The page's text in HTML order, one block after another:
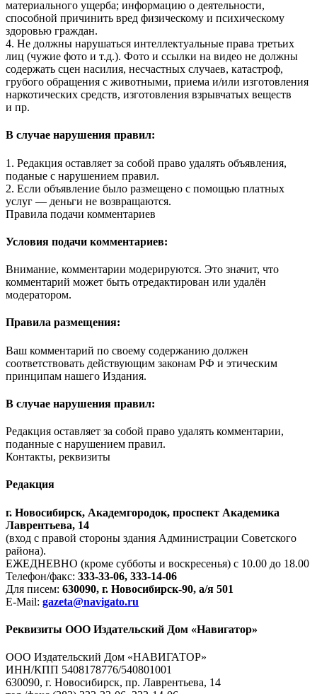
материального ущерба; информацию о деятельности,
способной причинить вред физическому и психическому
здоровью граждан.
4. Не должны нарушаться интеллектуальные права третьих
лиц (чужие фото и т.д.). Фото и ссылки на видео не должны
содержать сцен насилия, несчастных случаев, катастроф,
грубого обращения с животными, приема и/или изготовления
наркотических средств, изготовления взрывчатых веществ
и пр.
В случае нарушения правил:
1. Редакция оставляет за собой право удалять объявления,
поданые с нарушением правил.
2. Если объявление было размещено с помощью платных
услуг — деньги не возвращаются.
Правила подачи комментариев
Условия подачи комментариев:
Внимание, комментарии модерируются. Это значит, что
комментарий может быть отредактирован или удалён
модератором.
Правила размещения:
Ваш комментарий по своему содержанию должен
соответствовать действующим законам РФ и этическим
принципам нашего Издания.
В случае нарушения правил:
Редакция оставляет за собой право удалять комментарии,
поданные с нарушением правил.
Контакты, реквизиты
Редакция
г. Новосибирск, Академгородок, проспект Академика
Лаврентьева, 14
(вход с правой стороны здания Администрации Советского
района).
ЕЖЕДНЕВНО (кроме субботы и воскресенья) с 10.00 до 18.00
Телефон/факс: 333-33-06, 333-14-06
Для писем: 630090, г. Новосибирск-90, а/я 501
E-Mail: gazeta@navigato.ru
Реквизиты ООО Издательский Дом «Навигатор»
ООО Издательский Дом «НАВИГАТОР»
ИНН/КПП 5408178776/540801001
630090, г. Новосибирск, пр. Лаврентьева, 14